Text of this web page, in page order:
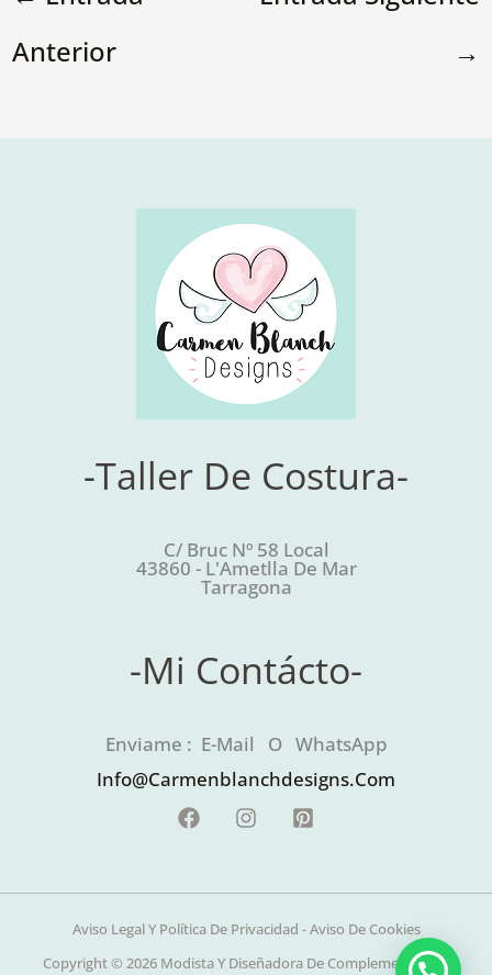
Anterior
→
-Taller De Costura-
C/ Bruc Nº 58 Local
43860 - L'Ametlla De Mar
Tarragona
-Mi Contácto-
Enviame : E-Mail O WhatsApp
Info@carmenblanchdesigns.com
Aviso Legal Y Política De Privacidad -Aviso De Cookies
Copyright © 2026 Modista Y Diseñadora De Complementos De